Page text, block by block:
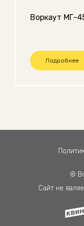
Воркаут МГ-
Подробнее
©
Сайт не